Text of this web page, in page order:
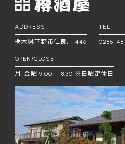
ADDRESS
栃木県下野市仁良川1446
TEL
0285-
OPEN/CLOSE
月-金曜 9:00 - 18:30 ※日曜定休日